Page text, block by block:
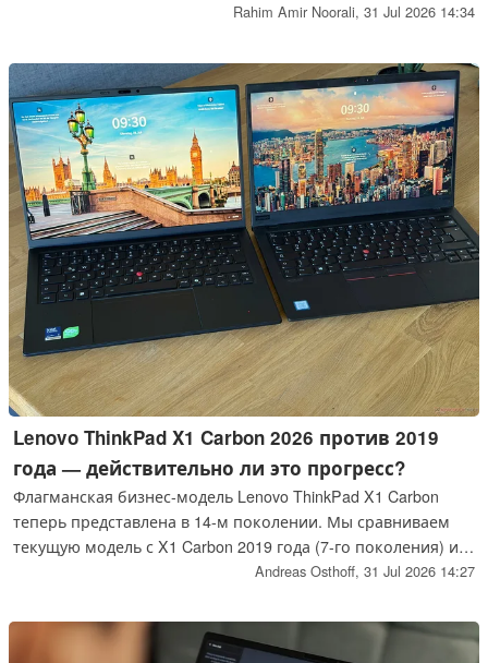
заработную плату сотрудников) на фоне сокращения
разработкой серии Battlefield. В документах, поданных в
Комиссию по ценным бумагам и биржам (SEC), также
подробно описан его личный доступ к частному самолету
EA и потенциальное выходное пособие на сумму до 125
млн долларов.
Rahim Amir Noorali, 31 Jul 2026 14:34
Lenovo ThinkPad X1 Carbon 2026 против 2019
года — действительно ли это прогресс?
Флагманская бизнес-модель Lenovo ThinkPad X1 Carbon
теперь представлена в 14-м поколении. Мы сравниваем
текущую модель с X1 Carbon 2019 года (7-го поколения) и
анализируем изменения, которые порой оказываются
особенно в том, что касается корпуса.
Andreas Osthoff, 31 Jul 2026 14:27